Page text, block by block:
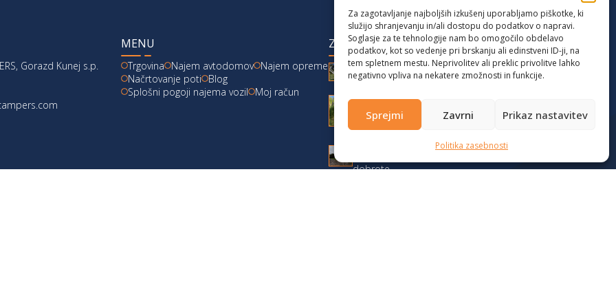
Za zagotavljanje najboljših izkušenj uporabljamo piškotke, ki
služijo shranjevanju in/ali dostopu do podatkov o napravi.
Soglasje za te tehnologije nam bo omogočilo obdelavo
podatkov, kot so vedenje pri brskanju ali edinstveni ID-ji, na
tem spletnem mestu. Neprivolitev ali preklic privolitve lahko
negativno vpliva na nekatere zmožnosti in funkcije.
Sprejmi Zavrni Prikaz nastavitev
Politika zasebnosti
Gorazd Kunej s.p.
MENU
Trgovina Najem avtodomov Najem opreme
Načrtovanje poti
Blog
Splošni pogoji najema vozil
Moj račun
ZADNJE OBJAVE
Družinski vikend med Karavankami:
Zelenica, Triangel in Stari Ljubelj
Podaljšan vikend na Gorenjskem z otroki:
camper, pohodi in narava
Jesenski vikend na Dolenjskem 2025 –
dobrote